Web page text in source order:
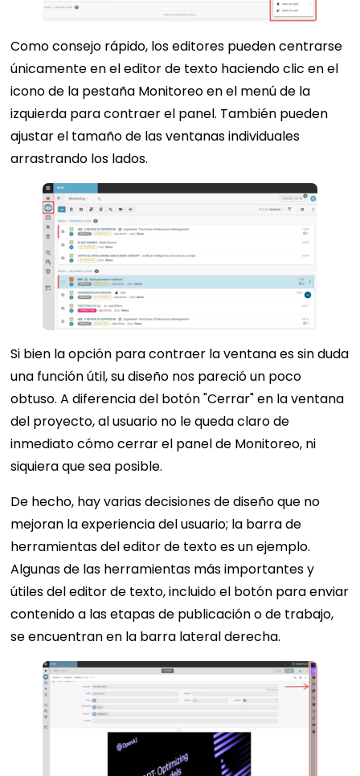
Como consejo rápido, los editores pueden centrarse
únicamente en el editor de texto haciendo clic en el
icono de la pestaña Monitoreo en el menú de la
izquierda para contraer el panel. También pueden
ajustar el tamaño de las ventanas individuales
arrastrando los lados.
Si bien la opción para contraer la ventana es sin duda
una función útil, su diseño nos pareció un poco
obtuso. A diferencia del botón "Cerrar" en la ventana
del proyecto, al usuario no le queda claro de
inmediato cómo cerrar el panel de Monitoreo, ni
siquiera que sea posible.
De hecho, hay varias decisiones de diseño que no
mejoran la experiencia del usuario; la barra de
herramientas del editor de texto es un ejemplo.
Algunas de las herramientas más importantes y
útiles del editor de texto, incluido el botón para enviar
contenido a las etapas de publicación o de trabajo,
se encuentran en la barra lateral derecha.